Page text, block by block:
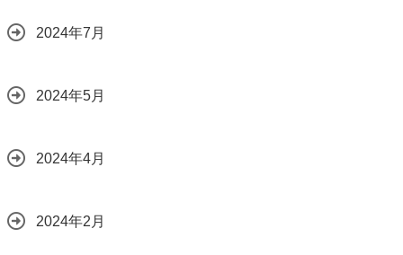
2024年7月
2024年5月
2024年4月
2024年2月